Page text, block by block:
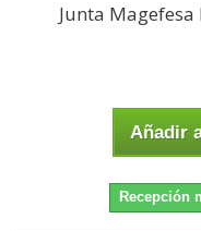
Junta
Añadir
Recepción